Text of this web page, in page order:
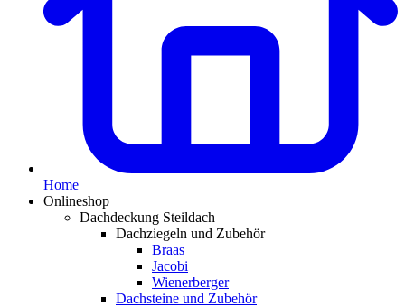
Home
Onlineshop
Dachdeckung Steildach
Dachziegeln und Zubehör
Braas
Jacobi
Wienerberger
Dachsteine und Zubehör